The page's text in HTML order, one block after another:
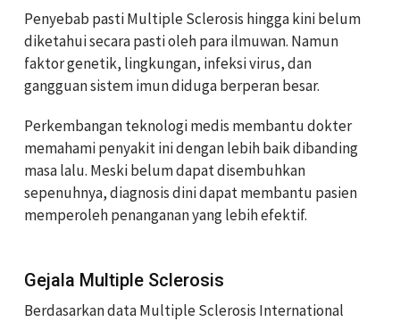
Penyebab pasti Multiple Sclerosis hingga kini belum
diketahui secara pasti oleh para ilmuwan. Namun
faktor genetik, lingkungan, infeksi virus, dan
gangguan sistem imun diduga berperan besar.
Perkembangan teknologi medis membantu dokter
memahami penyakit ini dengan lebih baik dibanding
masa lalu. Meski belum dapat disembuhkan
sepenuhnya, diagnosis dini dapat membantu pasien
memperoleh penanganan yang lebih efektif.
Gejala Multiple Sclerosis
Berdasarkan data Multiple Sclerosis International